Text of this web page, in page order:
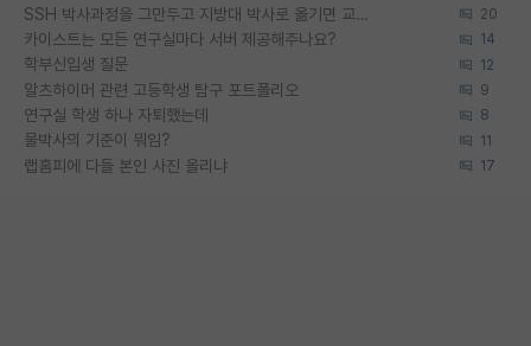
SSH 박사과정을 그만두고 지방대 박사로 옮기면 교수의 꿈은 끝일까요? 20
카이스트는 모든 연구실마다 서버 제공해주나요? 14
학부신입생 질문 12
알츠하이머 관련 고등학생 탐구 포트폴리오 9
연구실 학생 하나 자퇴했는데 8
물박사의 기준이 뭐임? 11
랩홈피에 다들 본인 사진 올리냐 17